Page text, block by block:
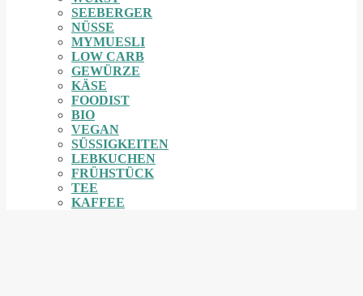
SEEBERGER
NÜSSE
MYMUESLI
LOW CARB
GEWÜRZE
KÄSE
FOODIST
BIO
VEGAN
SÜSSIGKEITEN
LEBKUCHEN
FRÜHSTÜCK
TEE
KAFFEE